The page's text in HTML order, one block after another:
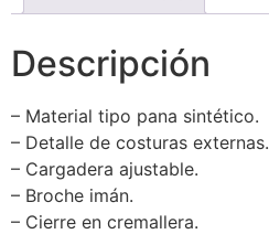
Descripción
– Material tipo pana sintético.
– Detalle de costuras externas.
– Cargadera ajustable.
– Broche imán.
– Cierre en cremallera.